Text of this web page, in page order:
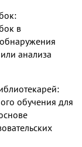
в
анализа
обучения для